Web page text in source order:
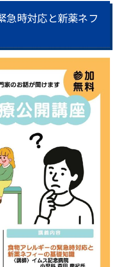
急時対応と新薬ネフ